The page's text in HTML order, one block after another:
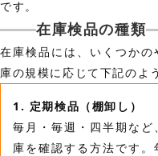
です。
在庫検品の種類
在庫検品には、いくつか
庫の規模に応じて下記のよ
1. 定期検品（棚卸し）
毎月・毎週・四半期な
庫を確認する方法です